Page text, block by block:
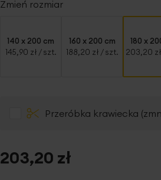
Zmień rozmiar
140 x 200 cm
145,90 zł / szt.
160 x 200 cm
188,20 zł / szt.
180 x
203,20 zł
Przeróbka krawiecka
203,20 zł